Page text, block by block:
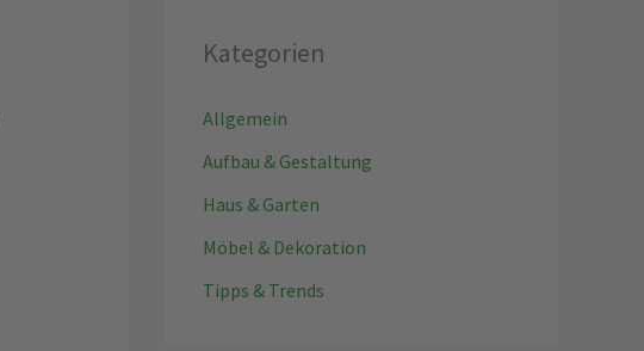
Kategorien
Allgemein
Aufbau & Gestaltung
Haus & Garten
Möbel & Dekoration
Tipps & Trends